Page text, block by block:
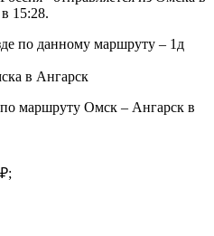
15:28.
по данному маршруту – 1д
в Ангарск
маршруту Омск – Ангарск в